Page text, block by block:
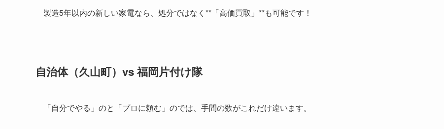
製造5年以内の新しい家電なら、処分ではなく**「高価買取」**も可能です！
自治体（久山町）vs 福岡片付け隊
「自分でやる」のと「プロに頼む」のでは、手間の数がこれだけ違います。